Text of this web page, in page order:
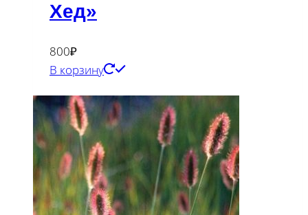
Хед»
800₽
В корзину